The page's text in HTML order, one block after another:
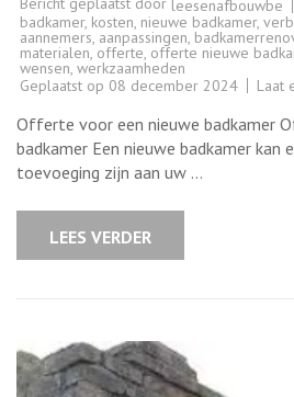
leesenafbouwbe
badkamer, kosten, nieuwe badkamer,
aannemers, aanpassingen,
materialen, offerte, offerte nieuwe
wensen, werkzaamheden
Geplaatst op 08 december 2024 Laat
Offerte voor een nieuwe badkamer
badkamer Een nieuwe badkamer kan
toevoeging zijn aan uw …
LEES VERDER